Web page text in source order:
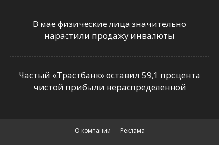
В мае физические лица значительно
нарастили продажу инвалюты
Частый «Трастбанк» оставил 59,1 процента
чистой прибыли нераспределенной
О компании Реклама